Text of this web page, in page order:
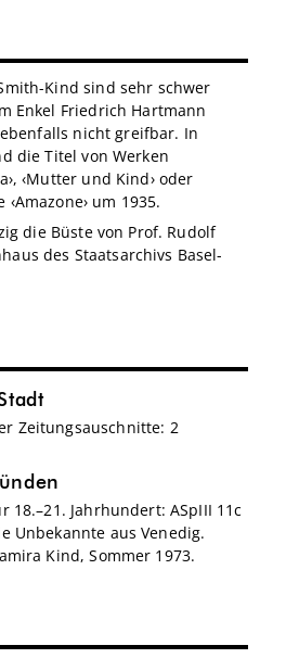
Kind sind sehr schwer
Enkel Friedrich Hartmann
nicht greifbar. In
die Titel von Werken
‹Mutter und Kind› oder
‹Amazone› um 1935.
die Büste von Prof. Rudolf
des Staatsarchivs Basel-
Zeitungsauschnitte: 2
18.–21. Jahrhundert: ASpIII 11c
Unbekannte aus Venedig.
Kind, Sommer 1973.